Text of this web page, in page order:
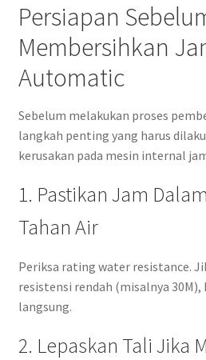
Persiapan
Membersihkan
Automatic
Sebelum melakukan proses
langkah penting yang harus
kerusakan pada mesin internal
1. Pastikan Jam
Tahan Air
Periksa rating water resistance.
resistensi rendah (misalnya
langsung.
2. Lepaskan Tali Jika